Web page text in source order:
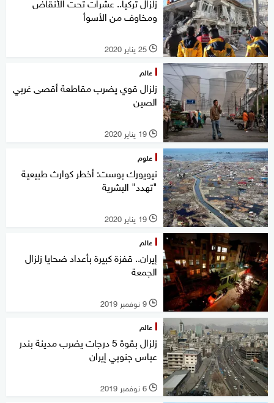
ومخاوف من الأسوأ
l 25 يناير 2020
عالم
زلزال قوي يضرب مقاطعة أقصى غربي
الصين
l 19 يناير 2020
علوم
نيويورك بوست: أخطر كوارث طبيعية
"تهدد" البشرية
l 19 يناير 2020
عالم
إيران.. قفزة كبيرة بأعداد ضحايا زلزال
الجمعة
l 9 نوفمبر 2019
عالم
زلزال بقوة 5 درجات يضرب مدينة بندر
عباس جنوبي إيران
l 6 نوفمبر 2019